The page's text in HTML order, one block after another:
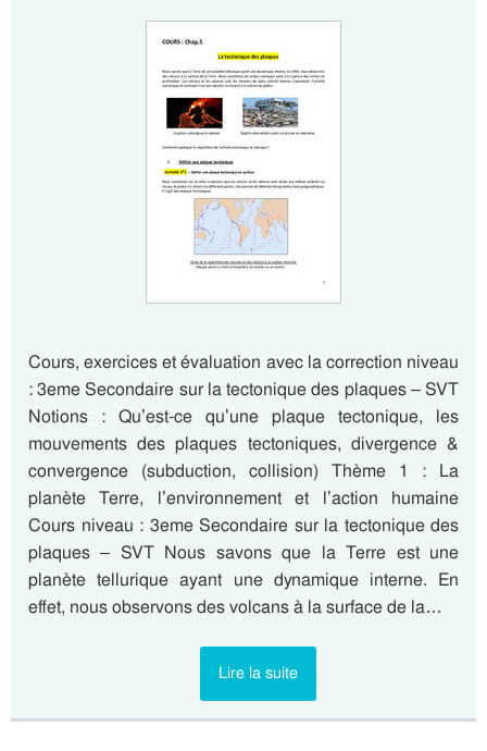
Cours, exercices et évaluation avec la correction niveau
: 3eme Secondaire sur la tectonique des plaques – SVT
Notions : Qu’est-ce qu’une plaque tectonique, les
mouvements des plaques tectoniques, divergence &
convergence (subduction, collision) Thème 1 : La
planète Terre, l’environnement et l’action humaine
Cours niveau : 3eme Secondaire sur la tectonique des
plaques – SVT Nous savons que la Terre est une
planète tellurique ayant une dynamique interne. En
effet, nous observons des volcans à la surface de la…
Lire la suite